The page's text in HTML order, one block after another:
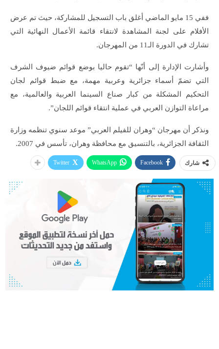
ففي 15 مايو الماضي أغلق باب التسجيل للمشاركة، حيث تم عرض
الأفلام على لجنة المشاهدة لانتقاء قائمة الأعمال النهائية التي
تشارك في الدورة الـ11 من المهرجان.
وأشارت الإدارة إلى أنّها “تقوم حاليا بوضع قوائم ضيوف الشرف
التي تضمّ أسماء جزائرية وعربية مهمة، مع ضبط قوائم لجان
التحكيم المشكلة من كبار صناع السينما العربية والعالمية، مع
مراعاة التوازن العربي في عملية انتقاء قوائم اللجان”.
ونذكر أن مهرجان “وهران للفيلم العربي” موعد سنوي تنظمه وزارة
الثقافة الجزائرية، بالتنسيق مع محافظة وهران، تأسس في 2007.
شارك Facebook
WhatsApp
Twitter